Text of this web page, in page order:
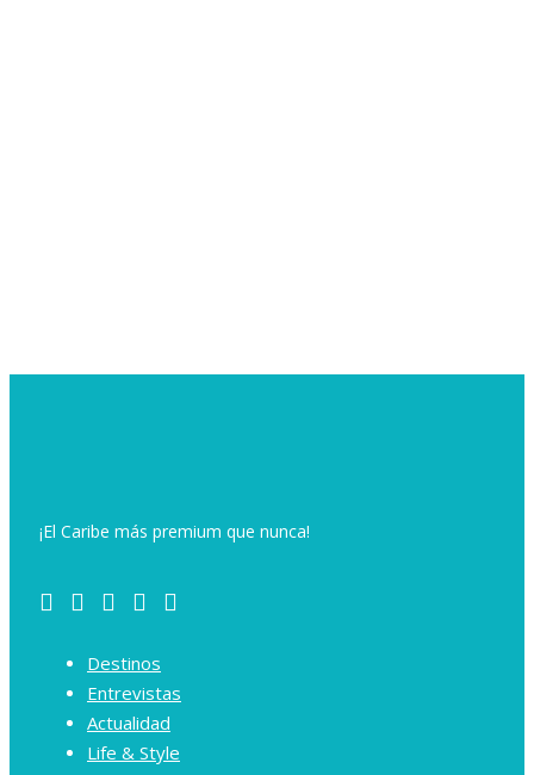
¡El Caribe más premium que nunca!
Destinos
Entrevistas
Actualidad
Life & Style